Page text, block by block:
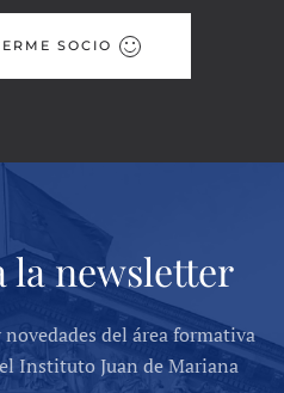
SOCIO
la newsletter
del área formativa
Instituto Juan de Mariana